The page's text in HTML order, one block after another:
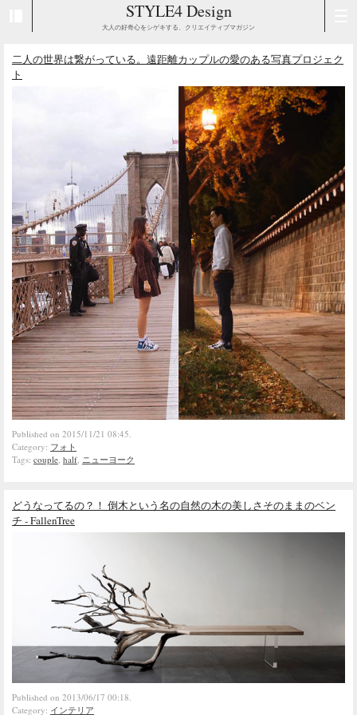
STYLE4 Design
大人の好奇心をシゲキする、クリエイティブマガジン
二人の世界は繋がっている。遠距離カップルの愛のある写真プロジェク
ト
Published on 2015/11/21 08:45.
Category: フォト
Tags: couple, half, ニューヨーク
どうなってるの？！ 倒木という名の自然の木の美しさそのままのベン
チ - FallenTree
Published on 2013/06/17 00:18.
Category: インテリア